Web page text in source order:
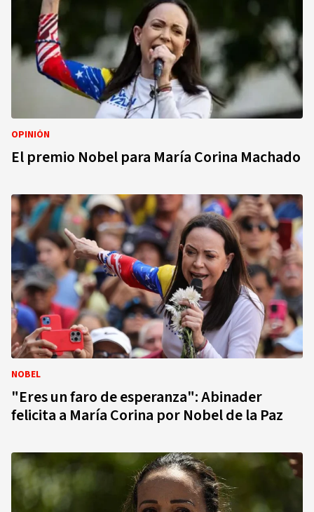
OPINIÓN
El premio Nobel para María Corina Machado
NOBEL
"Eres un faro de esperanza": Abinader
felicita a María Corina por Nobel de la Paz